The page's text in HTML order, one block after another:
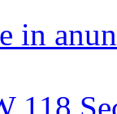
in